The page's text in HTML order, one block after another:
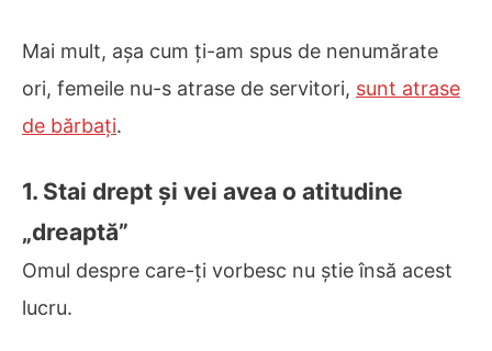
Mai mult, așa cum ți-am spus de nenumărate
ori, femeile nu-s atrase de servitori, sunt atrase
de bărbați.
1. Stai drept și vei avea o atitudine
„dreaptă”
Omul despre care-ți vorbesc nu știe însă acest
lucru.